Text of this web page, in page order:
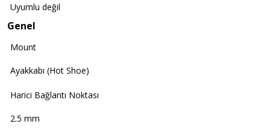
Uyumlu değil
Genel
Mount
Ayakkabı (Hot Shoe)
Harici Bağlantı Noktası
2.5 mm